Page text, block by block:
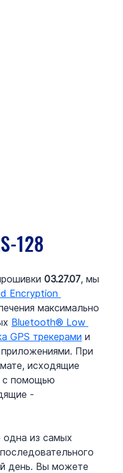
128
03.27.07, мы
Encryption
максимально
Bluetooth® Low
GPS трекерами и
При
исходящие
с помощью
-
одна из самых
день. Вы можете